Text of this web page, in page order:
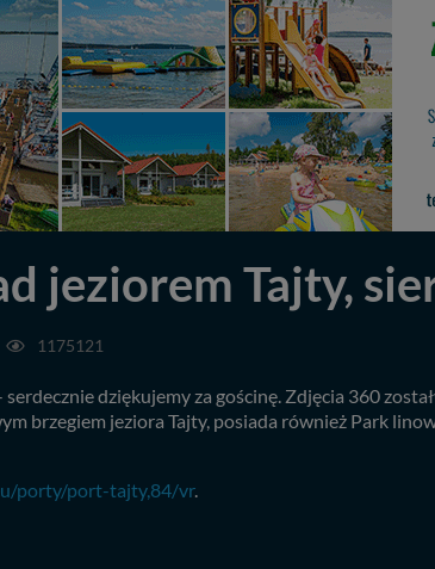
jeziorem Tajty,
1175121
dziękujemy za gościnę. Zdjęcia 360
brzegiem jeziora Tajty, posiada również Park
porty/port-tajty,84/vr.